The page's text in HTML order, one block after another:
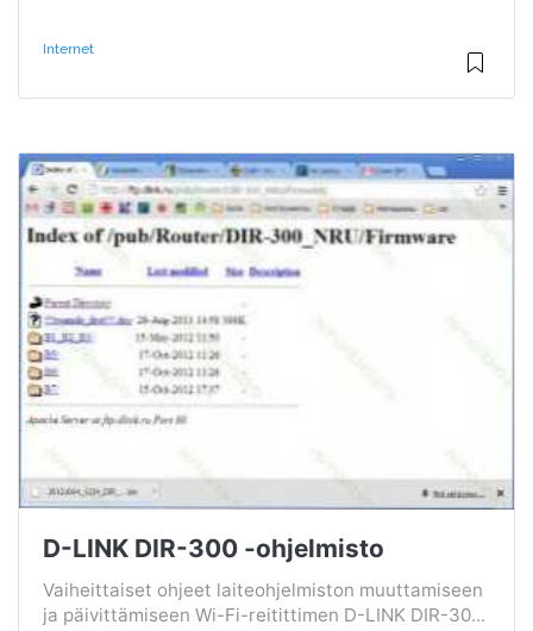
Internet
D-LINK DIR-300 -ohjelmisto
Vaiheittaiset ohjeet laiteohjelmiston muuttamiseen
ja päivittämiseen Wi-Fi-reitittimen D-LINK DIR-30...